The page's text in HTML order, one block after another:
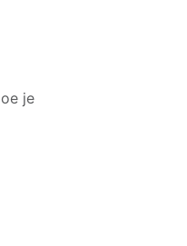
je